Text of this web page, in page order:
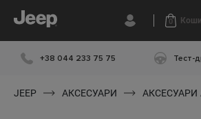
0
+38 044 233 75 75 Тест-
JEEP АКСЕСУАРИ АКСЕСУАРИ